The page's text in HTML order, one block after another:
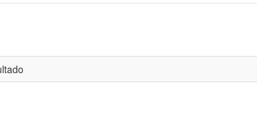
Título